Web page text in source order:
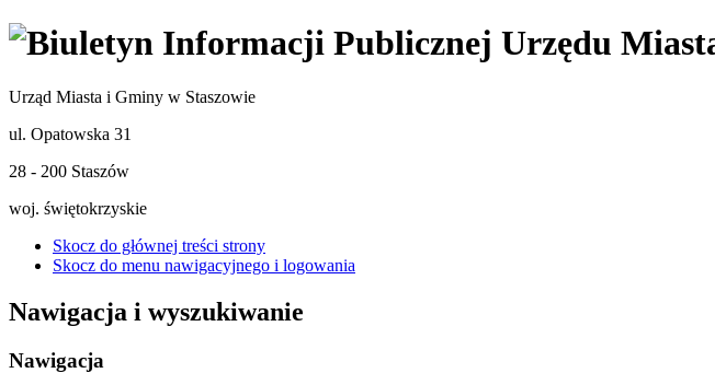
Urząd Miasta i Gminy w Staszowie
ul. Opatowska 31
28 - 200 Staszów
woj. świętokrzyskie
Skocz do głównej treści strony
Skocz do menu nawigacyjnego i logowania
Nawigacja i wyszukiwanie
Nawigacja